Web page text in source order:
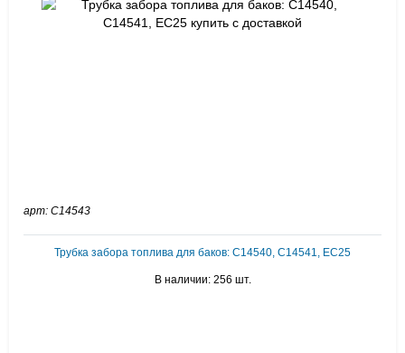
арт: C14543
Трубка забора топлива для баков: C14540, C14541, EC25
В наличии: 256 шт.